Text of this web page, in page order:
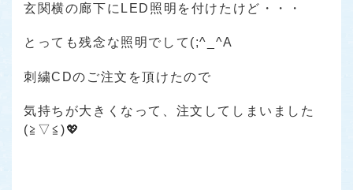
玄関横の廊下にLED照明を付けたけど・・・
とっても残念な照明でして(;^_^A
刺繍CDのご注文を頂けたので
気持ちが大きくなって、注文してしまいました
(≧▽≦)💖